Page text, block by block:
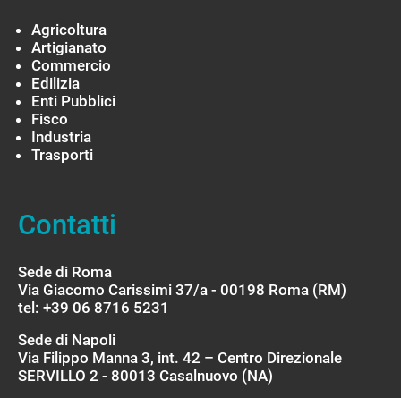
Agricoltura
Artigianato
Commercio
Edilizia
Enti Pubblici
Fisco
Industria
Trasporti
Contatti
Sede di Roma
Via Giacomo Carissimi 37/a - 00198 Roma (RM)
tel: +39 06 8716 5231
Sede di Napoli
Via Filippo Manna 3, int. 42 – Centro Direzionale
SERVILLO 2 - 80013 Casalnuovo (NA)